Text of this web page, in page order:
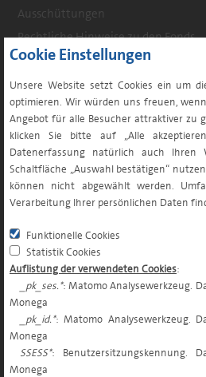
Cookie Einstellungen
Unsere Website setzt Cookies ein um
optimieren. Wir würden uns freuen,
Angebot für alle Besucher attraktiver zu
klicken Sie bitte auf „Alle
Datenerfassung natürlich auch Ihren
Schaltfläche „Auswahl bestätigen“
können nicht abgewählt werden.
Verarbeitung Ihrer persönlichen Daten
Funktionelle Cookies
Statistik Cookies
Auflistung der verwendeten Cookies:
_pk_ses.*: Matomo Analysewerkzeug.
Monega
_pk_id.*: Matomo Analysewerkzeug.
Monega
SSESS*: Benutzersitzungskennung.
Monega
Ausschüttungen
Rechtliche Hinweise zu den Fonds
Weitere Informationen zu Monega
Weitere Downloads
LÖSUNGEN & STRATEGIEN
LÖSUNGEN
Lösungen für institutionelle Anleger
Lösungen für Vertriebspartner
Lösungen für Privatanleger
STRATEGIEN
Renten Euroraum
Multi Asset
ÜBER UNS